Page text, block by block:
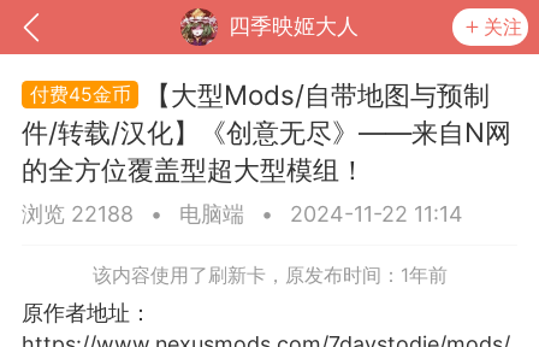
四季映姬大人 关注
45金币
【大型Mods/自带地图与预制
件/转载/汉化】《创意无尽》——来自N网
的全方位覆盖型超大型模组！
浏览 22188 • 电脑端 • 2024-11-22 11:14
该内容使用了刷新卡，原发布时间：1年前
原作者地址：